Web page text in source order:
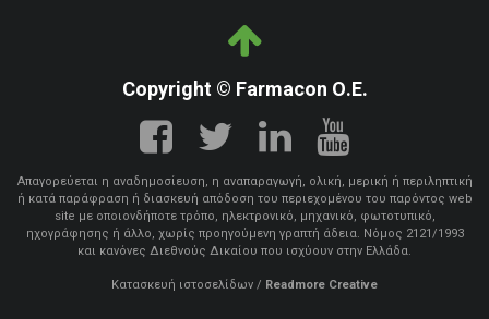
Copyright © Farmacon Ο.Ε.
Απαγορεύεται η αναδημοσίευση, η αναπαραγωγή, ολική, μερική ή περιληπτική
ή κατά παράφραση ή διασκευή απόδοση του περιεχομένου του παρόντος web
site με οποιονδήποτε τρόπο, ηλεκτρονικό, μηχανικό, φωτοτυπικό,
ηχογράφησης ή άλλο, χωρίς προηγούμενη γραπτή άδεια. Νόμος 2121/1993
και κανόνες Διεθνούς Δικαίου που ισχύουν στην Ελλάδα.
Κατασκευή ιστοσελίδων / Readmore Creative